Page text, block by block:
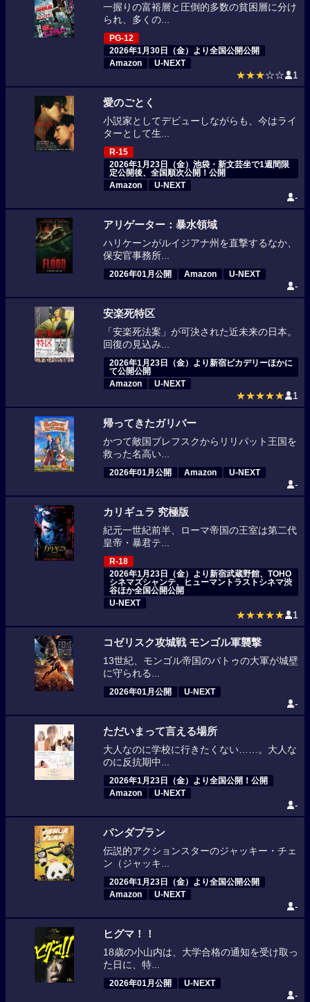
一握りの富裕層と圧倒的多数の貧困層に分け
られ、多くの...
PG-12
2026年1月30日（金）より全国公開公開
Amazon
U-NEXT
★★★☆☆ 1
愛のごとく
小説家としてデビューしながらも、今はライ
ターとして生...
R-15
2026年1月23日（金）池袋・新文芸坐で1週間限
定公開後、全国順次公開！公開
Amazon
U-NEXT
-
アリゲーター：暴水領域
ハリケーンがルイジアナ州を直撃するなか、
保安官事務所...
2026年01月公開 Amazon U-NEXT
-
安楽死特区
「安楽死法案」が可決された近未来の日本。
回復の見込み...
2026年1月23日（金）より新宿ピカデリーほかに
て公開公開
Amazon
U-NEXT
★★★★★ 1
帰ってきたガリバー
かつて敵国ブレフスクからリリパット王国を
救った名高い...
2026年01月公開 Amazon U-NEXT
-
カリギュラ 究極版
紀元一世紀前半、ローマ帝国の王室は第二代
皇帝・暴君テ...
R-18
2026年1月23日（金）より新宿武蔵野館、TOHO
シネマズシャンテ、ヒューマントラストシネマ渋
谷ほか全国公開公開
U-NEXT
★★★★★ 1
コゼリスク攻城戦 モンゴル軍襲撃
13世紀、モンゴル帝国のバトゥの大軍が城壁
に守られる...
2026年01月公開 U-NEXT
-
ただいまって言える場所
大人なのに学校に行きたくない……。大人な
のに反抗期中...
2026年1月23日（金）より全国公開！公開
Amazon
U-NEXT
-
パンダプラン
伝説的アクションスターのジャッキー・チェ
ン（ジャッキ...
2026年1月23日（金）より全国公開公開
Amazon
U-NEXT
-
ヒグマ！！
18歳の小山内は、大学合格の通知を受け取っ
た日に、特...
2026年01月公開 U-NEXT
-